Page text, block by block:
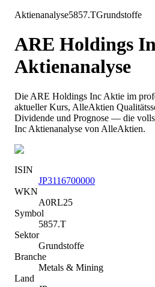
Aktienanalyse5857.TGrundstoffe
ARE Holdings
Aktienanalyse
Die ARE Holdings Inc Aktie im
aktueller Kurs, AlleAktien
Dividende und Prognose — die
Inc Aktienanalyse von AlleAktien.
ISIN
JP3116700000
WKN
A0RL25
Symbol
5857.T
Sektor
Grundstoffe
Branche
Metals & Mining
Land